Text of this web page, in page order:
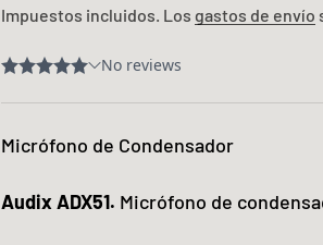
Impuestos incluidos. Los gastos de envío
Micrófono de Condensador
Audix ADX51. Micrófono de